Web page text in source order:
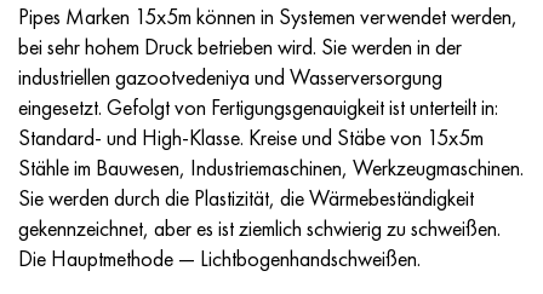
Pipes Marken 15x5m können in Systemen verwendet werden,
bei sehr hohem Druck betrieben wird. Sie werden in der
industriellen gazootvedeniya und Wasserversorgung
eingesetzt. Gefolgt von Fertigungsgenauigkeit ist unterteilt in:
Standard- und High-Klasse. Kreise und Stäbe von 15x5m
Stähle im Bauwesen, Industriemaschinen, Werkzeugmaschinen.
Sie werden durch die Plastizität, die Wärmebeständigkeit
gekennzeichnet, aber es ist ziemlich schwierig zu schweißen.
Die Hauptmethode — Lichtbogenhandschweißen.